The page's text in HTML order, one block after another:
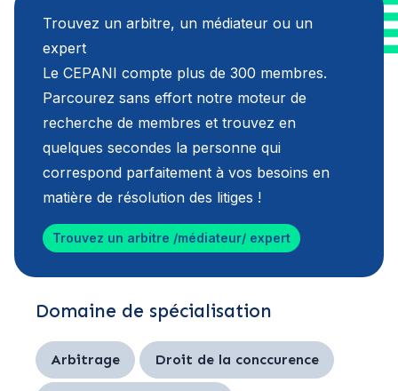
Trouvez un arbitre, un médiateur ou un
expert
Le CEPANI compte plus de 300 membres.
Parcourez sans effort notre moteur de
recherche de membres et trouvez en
quelques secondes la personne qui
correspond parfaitement à vos besoins en
matière de résolution des litiges !
Trouvez un arbitre /médiateur/ expert
Domaine de spécialisation
Arbitrage Droit de la conccurence